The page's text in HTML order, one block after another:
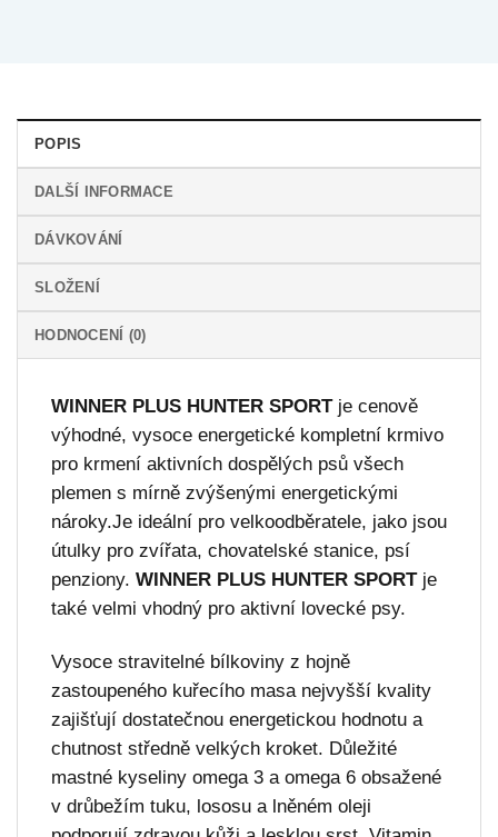
POPIS
DALŠÍ INFORMACE
DÁVKOVÁNÍ
SLOŽENÍ
HODNOCENÍ (0)
WINNER PLUS HUNTER SPORTje cenově
výhodné, vysoce energetické kompletní krmivo
pro krmení aktivních dospělých psů všech
plemen s mírně zvýšenými energetickými
nároky.Je ideální pro velkoodběratele, jako jsou
útulky pro zvířata, chovatelské stanice, psí
penziony. WINNER PLUS HUNTER SPORTje
také velmi vhodný pro aktivní lovecké psy.
Vysoce stravitelné bílkoviny z hojně
zastoupeného kuřecího masa nejvyšší kvality
zajišťují dostatečnou energetickou hodnotu a
chutnost středně velkých kroket. Důležité
mastné kyseliny omega 3 a omega 6 obsažené
v drůbežím tuku, lososu a lněném oleji